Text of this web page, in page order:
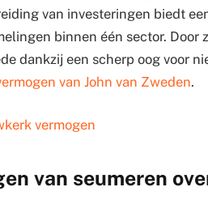
van investeringen biedt
binnen één sector. Door
dankzij een scherp oog voor
van John van Zweden.
vermogen
van seumeren